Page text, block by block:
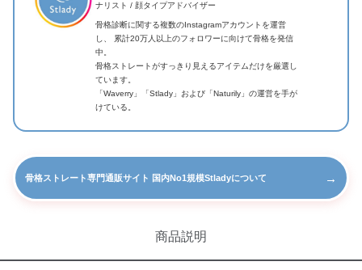
ナリスト / 顔タイプアドバイザー
骨格診断に関する複数のInstagramアカウントを運営
し、 累計20万人以上のフォロワーに向けて骨格を発信
中。
骨格ストレートがすっきり見えるアイテムだけを厳選し
ています。
「Waverry」「Stlady」および「Naturily」の運営を手が
けている。
骨格ストレート専門通販サイト 国内No1規模Stladyについて →
商品説明